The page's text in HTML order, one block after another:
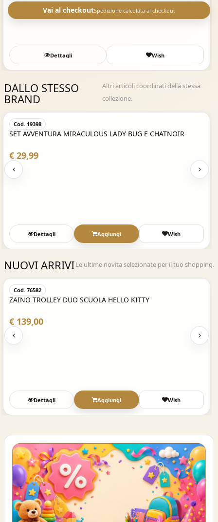
Vai al checkoutSpedizione calcolata al checkout
Dettagli Wish
DALLO STESSO
BRAND
Altri articoli coordinati della stessa
collezione.
Acquisto Veloce
Cod. 19398
SET AVVENTURA MIRACULOUS LADY BUG E CHATNOIR
€ 29,99
Dettagli Aggiungi Wish
NUOVI ARRIVILe ultime novita selezionate per il tuo shopping.
Acquisto Veloce
Cod. 76582
ZAINO TROLLEY DUO SCUOLA HELLO KITTY
€ 139,00
Dettagli Aggiungi Wish